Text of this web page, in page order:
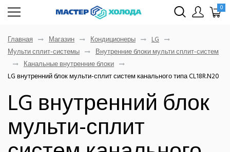
0
Главная Магазин Кондиционеры
LG
Мульти сплит-системы
Внутренние блоки мульти сплит-систем
Канальные внутренние блоки
LG внутренний блок мульти-сплит систем канального типа CL18R.N20
LG внутренний блок
мульти-сплит